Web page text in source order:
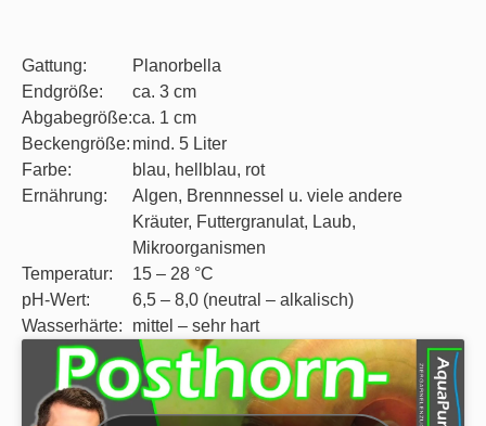
Gattung:
Planorbella
Endgröße:
ca. 3 cm
Abgabegröße:ca. 1 cm
Beckengröße: mind. 5 Liter
Farbe:
blau, hellblau, rot
Ernährung:
Algen, Brennnessel u. viele andere
Kräuter, Futtergranulat, Laub,
Mikroorganismen
Temperatur:
15 – 28 °C
pH-Wert:
6,5 – 8,0 (neutral – alkalisch)
Wasserhärte:
mittel – sehr hart